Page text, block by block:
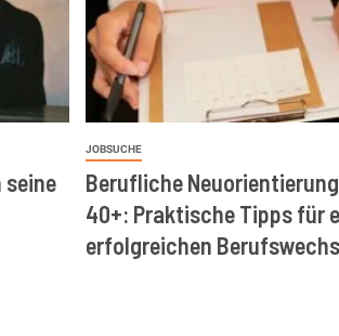
seine
JOBSUCHE
Berufliche
40+: Praktische Tipps für
erfolgreichen